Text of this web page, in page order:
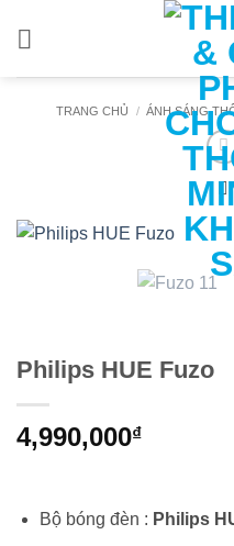
TRANG CHỦ / ÁNH SÁNG
Philips HUE Fuzo
4,990,000₫
Bộ bóng đèn : Philips